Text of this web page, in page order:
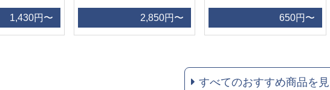
1,430円〜 2,850円〜 650円〜
すべてのおすすめ商品を